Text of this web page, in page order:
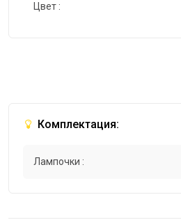
Цвет :
Комплектация:
Лампочки :